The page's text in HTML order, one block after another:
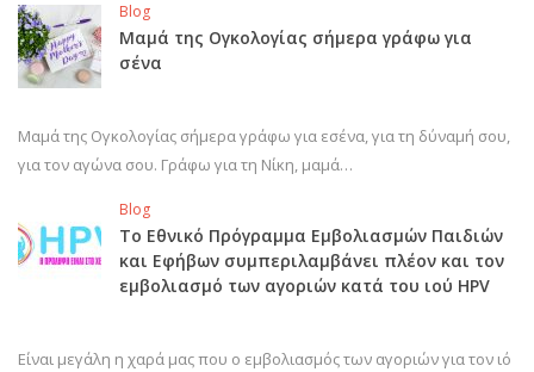
Blog
Μαμά της Ογκολογίας σήμερα γράφω για
σένα
Μαμά της Ογκολογίας σήμερα γράφω για εσένα, για τη δύναμή σου,
για τον αγώνα σου. Γράφω για τη Νίκη, μαμά…
Blog
Το Εθνικό Πρόγραμμα Εμβολιασμών Παιδιών
και Εφήβων συμπεριλαμβάνει πλέον και τον
εμβολιασμό των αγοριών κατά του ιού HPV
Είναι μεγάλη η χαρά μας που ο εμβολιασμός των αγοριών για τον ιό